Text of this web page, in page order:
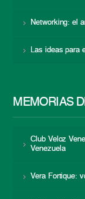
Networking: el
Las ideas para
MEMORIAS
Club Veloz
Venezuela
Vera Fortique: